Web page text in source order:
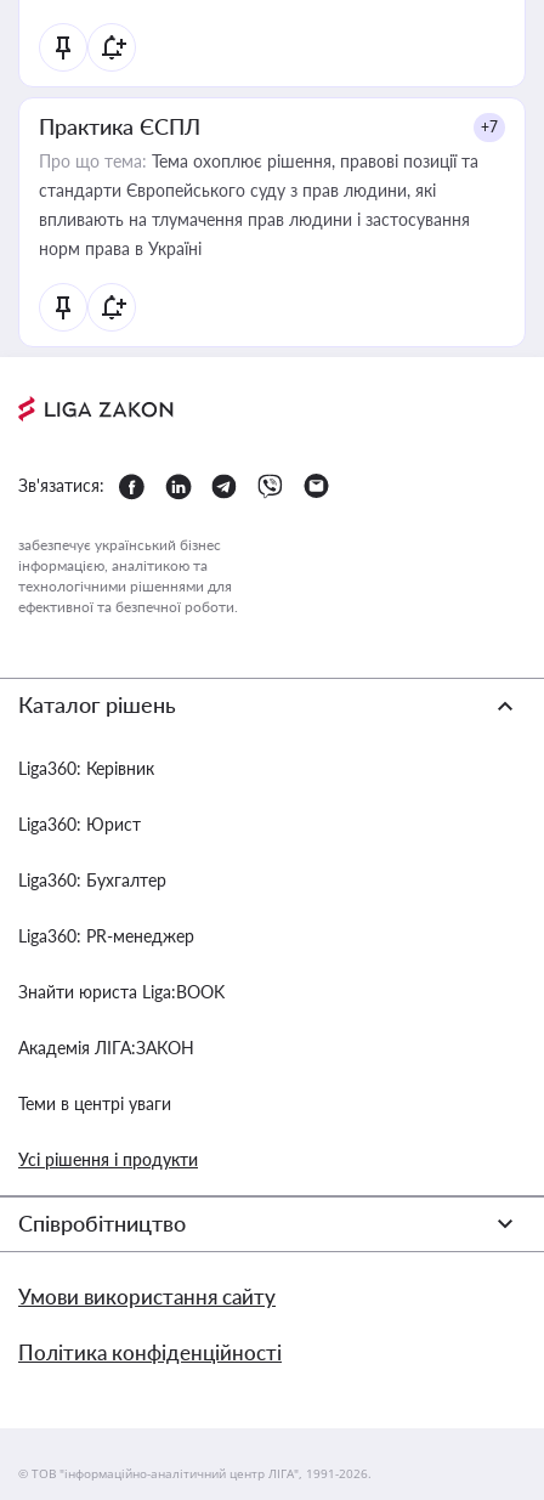
Практика ЄСПЛ +7
Про що тема: Тема охоплює рішення, правові позиції та
стандарти Європейського суду з прав людини, які
впливають на тлумачення прав людини і застосування
норм права в Україні
Зв'язатися:
забезпечує український бізнес
інформацією, аналітикою та
технологічними рішеннями для
ефективної та безпечної роботи.
Каталог рішень
Liga360: Керівник
Liga360: Юрист
Liga360: Бухгалтер
Liga360: PR-менеджер
Знайти юриста Liga:BOOK
Академія ЛІГА:ЗАКОН
Теми в центрі уваги
Усі рішення і продукти
Співробітництво
Умови використання сайту
Політика конфіденційності
© ТОВ "інформаційно-аналітичний центр ЛІГА", 1991-2026.